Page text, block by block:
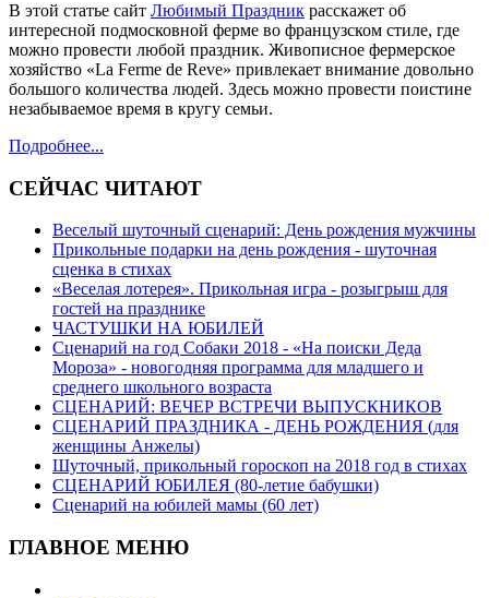
В этой статье сайт Любимый Праздник расскажет об
интересной подмосковной ферме во французском стиле, где
можно провести любой праздник. Живописное фермерское
хозяйство «La Ferme de Reve» привлекает внимание довольно
большого количества людей. Здесь можно провести поистине
незабываемое время в кругу семьи.
Подробнее...
СЕЙЧАС ЧИТАЮТ
Веселый шуточный сценарий: День рождения мужчины
Прикольные подарки на день рождения - шуточная
сценка в стихах
«Веселая лотерея». Прикольная игра - розыгрыш для
гостей на празднике
ЧАСТУШКИ НА ЮБИЛЕЙ
Сценарий на год Собаки 2018 - «На поиски Деда
Мороза» - новогодняя программа для младшего и
среднего школьного возраста
СЦЕНАРИЙ: ВЕЧЕР ВСТРЕЧИ ВЫПУСКНИКОВ
СЦЕНАРИЙ ПРАЗДНИКА - ДЕНЬ РОЖДЕНИЯ (для
женщины Анжелы)
Шуточный, прикольный гороскоп на 2018 год в стихах
СЦЕНАРИЙ ЮБИЛЕЯ (80-летие бабушки)
Сценарий на юбилей мамы (60 лет)
ГЛАВНОЕ МЕНЮ